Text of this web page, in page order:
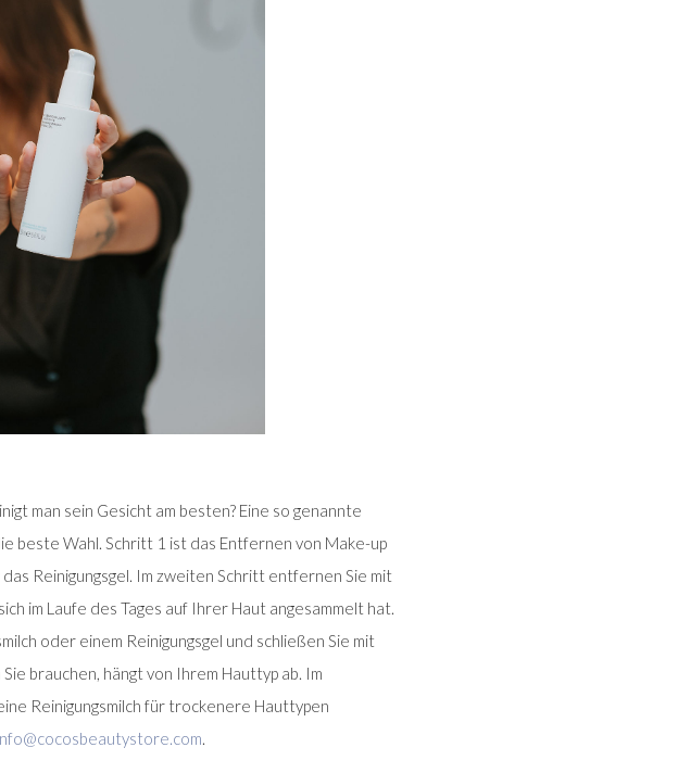
man sein Gesicht am besten? Eine so genannte
beste Wahl. Schritt 1 ist das Entfernen von Make-up
Reinigungsgel. Im zweiten Schritt entfernen Sie mit
im Laufe des Tages auf Ihrer Haut angesammelt hat.
oder einem Reinigungsgel und schließen Sie mit
brauchen, hängt von Ihrem Hauttyp ab. Im
Reinigungsmilch für trockenere Hauttypen
.